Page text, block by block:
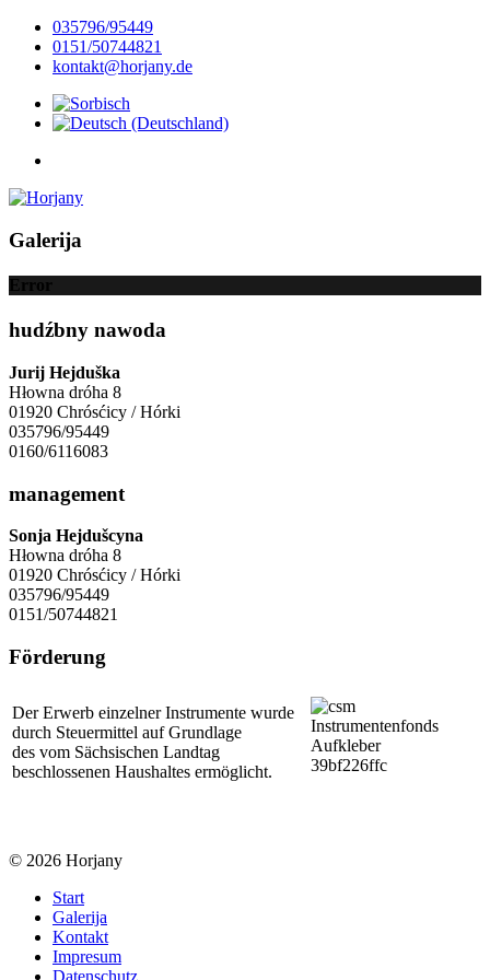
035796/95449
0151/50744821
kontakt@horjany.de
Galerija
Error
hudźbny nawoda
Jurij Hejduška
Hłowna dróha 8
01920 Chrósćicy / Hórki
035796/95449
0160/6116083
management
Sonja Hejdušcyna
Hłowna dróha 8
01920 Chrósćicy / Hórki
035796/95449
0151/50744821
Förderung
Der Erwerb einzelner Instrumente wurde
durch Steuermittel auf Grundlage
des vom Sächsischen Landtag
beschlossenen Haushaltes ermöglicht.
© 2026 Horjany
Start
Galerija
Kontakt
Impresum
Datenschutz